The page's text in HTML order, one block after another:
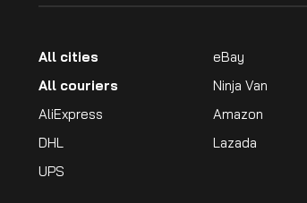
All cities
All couriers
AliExpress
DHL
UPS
eBay
Ninja Van
Amazon
Lazada